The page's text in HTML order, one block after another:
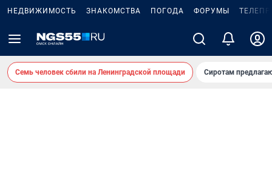
НЕДВИЖИМОСТЬ ЗНАКОМСТВА ПОГОДА ФОРУМЫ
Семь человек сбили на Ленинградской площади Сиротам